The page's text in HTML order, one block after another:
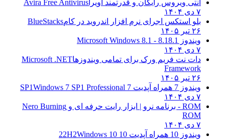
آنتی ویروس رایگان و قدرتمند آویرا Avira Free Antivirus
۷ دی ۱۴۰۴
بلو استکس اجرای نرم افزار اندروید در کامBlueStacks
۲۶ تیر ۱۴۰۵
ویندوز 8.1
8.1 - Microsoft Windows 8.1
۷ دی ۱۴۰۴
دات نت فریم ورک برای تمامی ویندوزهاMicrosoft .NET
Framework
۲۶ تیر ۱۴۰۵
ویندوز 7 همراه آپدیت 7 SP1
Windows 7 SP1 Professional
۷ دی ۱۴۰۴
ROM - برنامه نرو | ابزار رایت حرفه ای و
Nero Burning
ROM
۷ دی ۱۴۰۴
ویندوز 10 همراه آپدیت 10 22H2
Windows 10